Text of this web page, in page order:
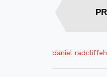
daniel radcliffe